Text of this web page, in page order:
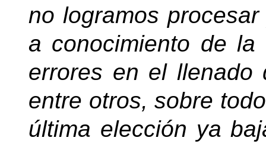
no logramos
a conocimiento de
errores en el llenado
entre otros, sobre
última elección ya